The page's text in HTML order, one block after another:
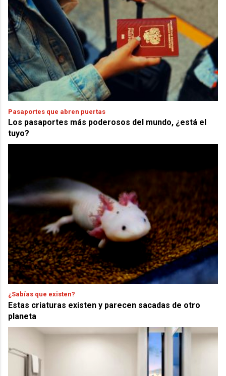
Pasaportes que abren puertas
Los pasaportes más poderosos del mundo, ¿está el
tuyo?
¿Sabías que existen?
Estas criaturas existen y parecen sacadas de otro
planeta